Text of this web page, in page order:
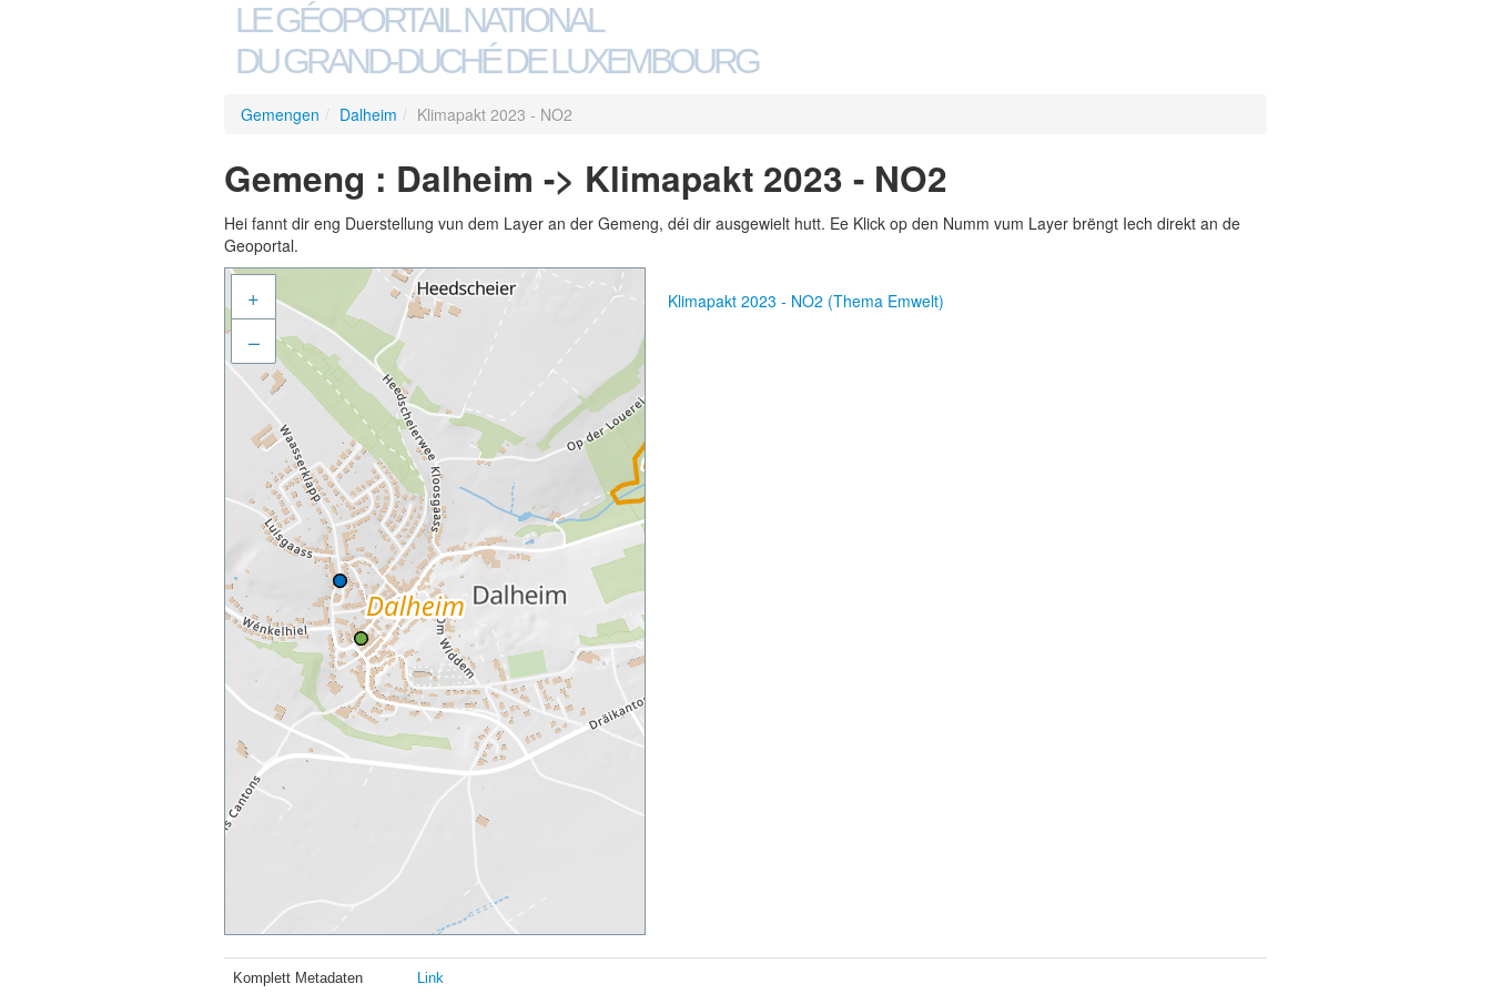
LE GÉOPORTAIL NATIONAL
DU GRAND-DUCHÉ DE LUXEMBOURG
Gemengen / Dalheim / Klimapakt 2023 - NO2
Gemeng : Dalheim -> Klimapakt 2023 - NO2
Hei fannt dir eng Duerstellung vun dem Layer an der Gemeng, déi dir ausgewielt hutt. Ee Klick op den Numm vum Layer brëngt Iech direkt an de
Geoportal.
+
–
Klimapakt 2023 - NO2 (Thema Emwelt)
Komplett Metadaten Link